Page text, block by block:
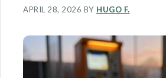
APRIL 28, 2026 BY HUGO F.